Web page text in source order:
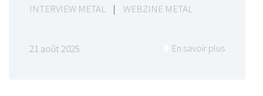
INTERVIEW METAL | WEBZINE METAL
21 août 2025 En savoir plus